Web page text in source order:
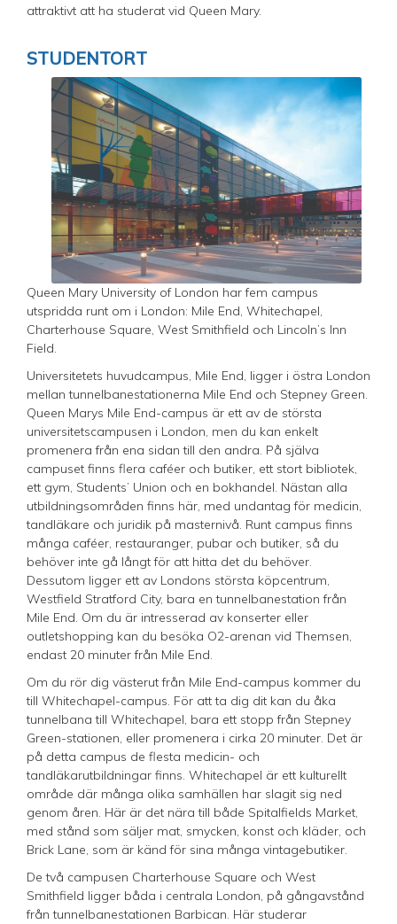
attraktivt att ha studerat vid Queen Mary.
STUDENTORT
Queen Mary University of London har fem campus
utspridda runt om i London: Mile End, Whitechapel,
Charterhouse Square, West Smithfield och Lincoln’s Inn
Field.
Universitetets huvudcampus, Mile End, ligger i östra London
mellan tunnelbanestationerna Mile End och Stepney Green.
Queen Marys Mile End-campus är ett av de största
universitetscampusen i London, men du kan enkelt
promenera från ena sidan till den andra. På själva
campuset finns flera caféer och butiker, ett stort bibliotek,
ett gym, Students’ Union och en bokhandel. Nästan alla
utbildningsområden finns här, med undantag för medicin,
tandläkare och juridik på masternivå. Runt campus finns
många caféer, restauranger, pubar och butiker, så du
behöver inte gå långt för att hitta det du behöver.
Dessutom ligger ett av Londons största köpcentrum,
Westfield Stratford City, bara en tunnelbanestation från
Mile End. Om du är intresserad av konserter eller
outletshopping kan du besöka O2-arenan vid Themsen,
endast 20 minuter från Mile End.
Om du rör dig västerut från Mile End-campus kommer du
till Whitechapel-campus. För att ta dig dit kan du åka
tunnelbana till Whitechapel, bara ett stopp från Stepney
Green-stationen, eller promenera i cirka 20 minuter. Det är
på detta campus de flesta medicin- och
tandläkarutbildningar finns. Whitechapel är ett kulturellt
område där många olika samhällen har slagit sig ned
genom åren. Här är det nära till både Spitalfields Market,
med stånd som säljer mat, smycken, konst och kläder, och
Brick Lane, som är känd för sina många vintagebutiker.
De två campusen Charterhouse Square och West
Smithfield ligger båda i centrala London, på gångavstånd
från tunnelbanestationen Barbican. Här studerar